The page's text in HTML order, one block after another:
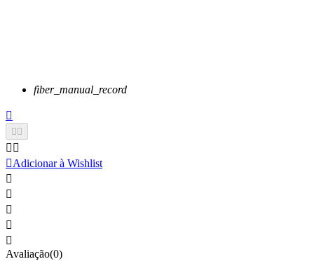
fiber_manual_record

 
 
Adicionar à Wishlist





Avaliação(0)